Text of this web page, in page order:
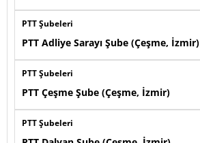
PTT Şubeleri
PTT Adliye Sarayı Şube (Çeşme, İzmir)
PTT Şubeleri
PTT Çeşme Şube (Çeşme, İzmir)
PTT Şubeleri